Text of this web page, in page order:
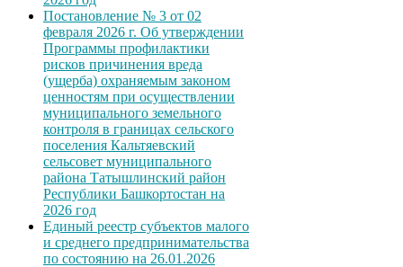
Постановление № 3 от 02
февраля 2026 г. Об утверждении
Программы профилактики
рисков причинения вреда
(ущерба) охраняемым законом
ценностям при осуществлении
муниципального земельного
контроля в границах сельского
поселения Кальтяевский
сельсовет муниципального
района Татышлинский район
Республики Башкортостан на
2026 год
Единый реестр субъектов малого
и среднего предпринимательства
по состоянию на 26.01.2026